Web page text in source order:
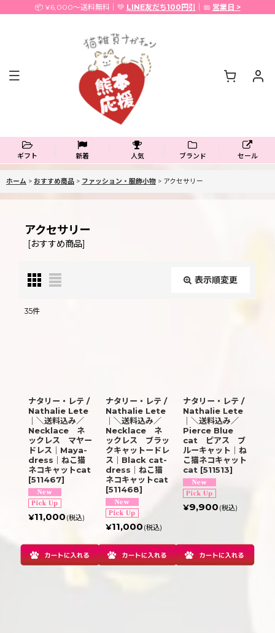
📦 ¥6,000〜送料無料｜💚 LINE友だち100円引 ｜📅 営業日 >
ギフト 新着 人気 ブランド セール
ホーム > おすすめ商品 > ファッション・服飾小物 > アクセサリー
アクセサリー
[おすすめ商品]
表示順変更
絞り込む
35件
ナタリー・レテ /
Nathalie Lete
｜＼送料込み／
Necklace ネ
ックレス マヤー
ドレス｜Maya-
dress｜ねこ猫
ネコキャットcat
[511467]
¥11,000 (税込)
ナタリー・レテ /
Nathalie Lete
｜＼送料込み／
Necklace ネ
ックレス ブラッ
クキャットードレ
ス｜Black cat-
dress｜ねこ猫
ネコキャットcat
[511468]
¥11,000 (税込)
ナタリー・レテ /
Nathalie Lete
｜＼送料込み／
Pierce Blue
cat ピアス ブ
ルーキャット｜ね
こ猫ネコキャット
cat [511513]
¥9,900 (税込)